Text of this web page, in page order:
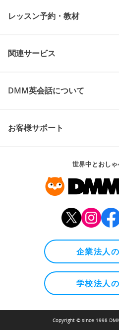
レッスン予約・教材
関連サービス
DMM英会話について
お客様サポート
世界中とおしゃ
企業法人
学校法人
Copyright © since 1998